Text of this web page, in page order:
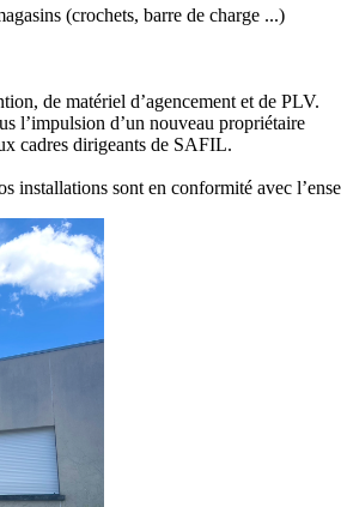
(crochets, barre de charge ...)
de matériel d’agencement et de PLV.
l’impulsion d’un nouveau propriétaire
cadres dirigeants de SAFIL.
sont en conformité avec